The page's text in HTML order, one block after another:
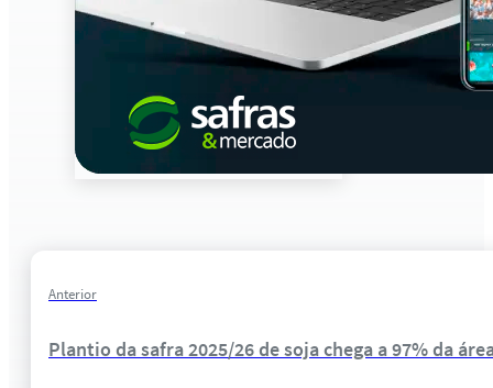
Anterior
Plantio da safra 2025/26 de soja chega a 97% da